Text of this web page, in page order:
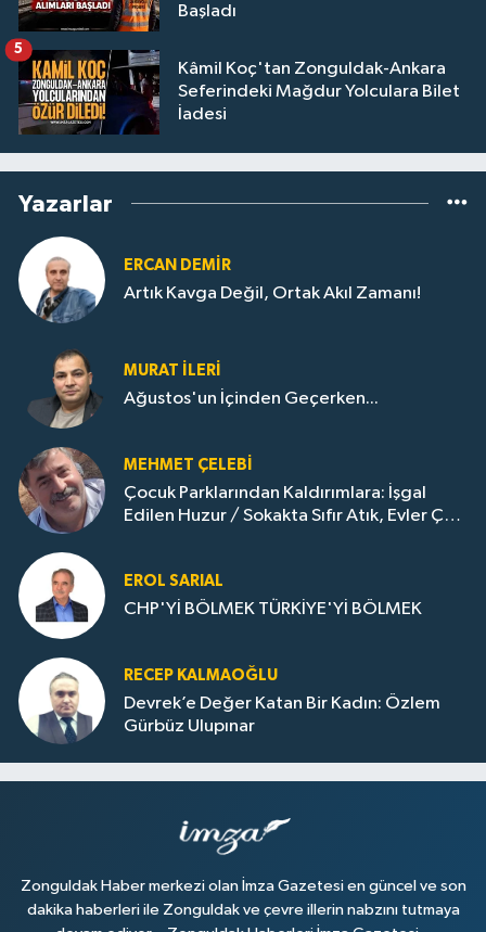
Başladı
Kâmil Koç'tan Zonguldak-Ankara
Seferindeki Mağdur Yolculara Bilet
İadesi
5
Yazarlar
ERCAN DEMIR
Artık Kavga Değil, Ortak Akıl Zamanı!
MURAT İLERI
Ağustos'un İçinden Geçerken...
MEHMET ÇELEBI
Çocuk Parklarından Kaldırımlara: İşgal
Edilen Huzur / Sokakta Sıfır Atık, Evler Çöp
EROL SARIAL
CHP'Yİ BÖLMEK TÜRKİYE'Yİ BÖLMEK
RECEP KALMAOĞLU
Devrek’e Değer Katan Bir Kadın: Özlem
Gürbüz Ulupınar
Zonguldak Haber merkezi olan İmza Gazetesi en güncel ve son
dakika haberleri ile Zonguldak ve çevre illerin nabzını tutmaya